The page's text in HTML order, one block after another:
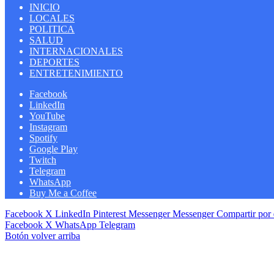
INICIO
LOCALES
POLITICA
SALUD
INTERNACIONALES
DEPORTES
ENTRETENIMIENTO
Facebook
LinkedIn
YouTube
Instagram
Spotify
Google Play
Twitch
Telegram
WhatsApp
Buy Me a Coffee
Facebook X LinkedIn Pinterest Messenger Messenger Compartir por
Facebook X WhatsApp Telegram
Botón volver arriba